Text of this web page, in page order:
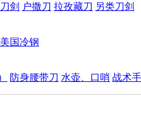
剑 户撒刀 拉孜藏刀 另类刀剑
美国冷钢
防身腰带刀 水壶、口哨 战术